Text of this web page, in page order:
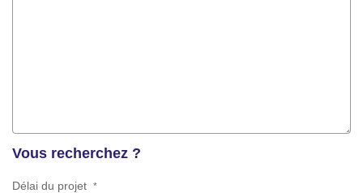
Vous recherchez ?
Délai du projet *